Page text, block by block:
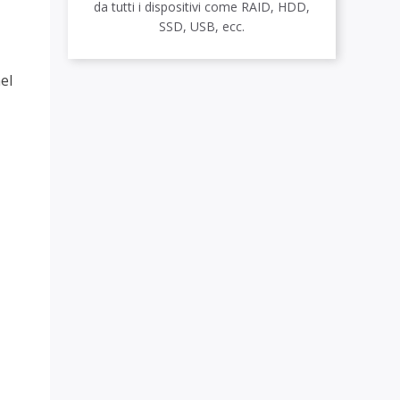
da tutti i dispositivi come RAID, HDD,
SSD, USB, ecc.